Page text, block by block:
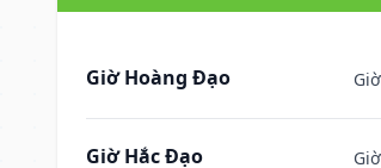
Giờ Hoàng Đạo
Giờ Hắc Đạo